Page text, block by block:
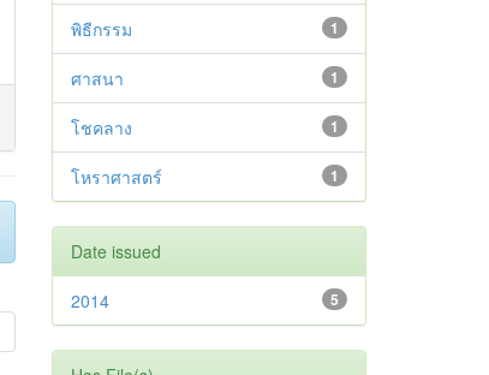
1
พิธีกรรม
1
ศาสนา
1
โชคลาง
1
โหราศาสตร์
Date issued
5
2014